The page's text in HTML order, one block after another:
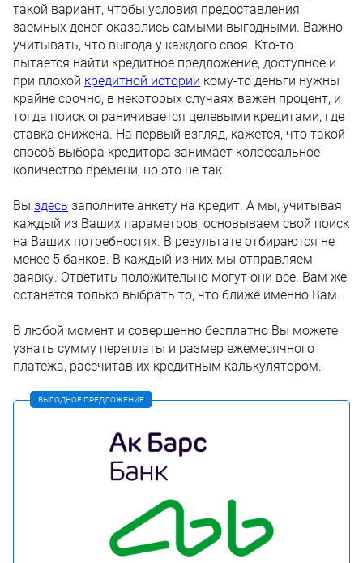
такой вариант, чтобы условия предоставления
заемных денег оказались самыми выгодными. Важно
учитывать, что выгода у каждого своя. Кто-то
пытается найти кредитное предложение, доступное и
при плохой кредитной истории кому-то деньги нужны
крайне срочно, в некоторых случаях важен процент, и
тогда поиск ограничивается целевыми кредитами, где
ставка снижена. На первый взгляд, кажется, что такой
способ выбора кредитора занимает колоссальное
количество времени, но это не так.
Вы здесь заполните анкету на кредит. А мы, учитывая
каждый из Ваших параметров, основываем свой поиск
на Ваших потребностях. В результате отбираются не
менее 5 банков. В каждый из них мы отправляем
заявку. Ответить положительно могут они все. Вам же
останется только выбрать то, что ближе именно Вам.
В любой момент и совершенно бесплатно Вы можете
узнать сумму переплаты и размер ежемесячного
платежа, рассчитав их кредитным калькулятором.
ВЫГОДНОЕ ПРЕДЛОЖЕНИЕ